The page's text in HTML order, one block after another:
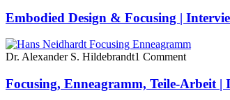
Embodied Design & Focusing |
Dr. Alexander S. Hildebrandt1 Comment
Focusing, Enneagramm, Teile-Arbeit